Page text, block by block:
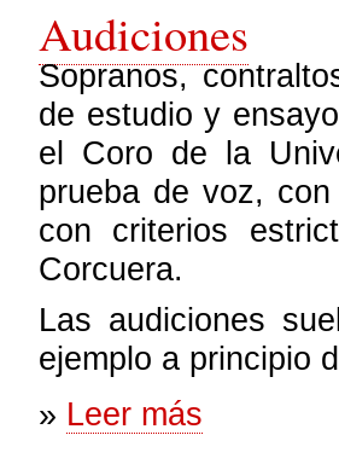
Audiciones
Sopranos,
de estudio y
el Coro de la
prueba de voz,
con criterios
Corcuera.
Las audiciones
ejemplo a principio
» Leer más